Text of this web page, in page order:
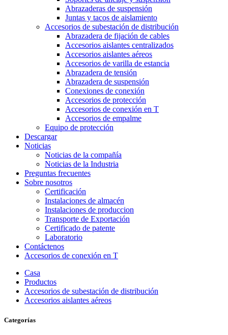
Abrazaderas de suspensión
Juntas y tacos de aislamiento
Accesorios de subestación de distribución
Abrazadera de fijación de cables
Accesorios aislantes centralizados
Accesorios aislantes aéreos
Accesorios de varilla de estancia
Abrazadera de tensión
Abrazadera de suspensión
Conexiones de conexión
Accesorios de protección
Accesorios de conexión en T
Accesorios de empalme
Equipo de protección
Descargar
Noticias
Noticias de la compañía
Noticias de la Industria
Preguntas frecuentes
Sobre nosotros
Certificación
Instalaciones de almacén
Instalaciones de produccion
Transporte de Exportación
Certificado de patente
Laboratorio
Contáctenos
Accesorios de conexión en T
Casa
Productos
Accesorios de subestación de distribución
Accesorios aislantes aéreos
Categorías